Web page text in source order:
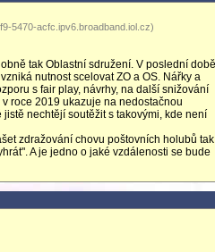
5470-acfc.ipv6.broadband.iol.cz)
tak Oblastní sdružení. V poslední době
nutnost scelovat ZO a OS. Nářky a
s fair play, návrhy, na další snižování
roce 2019 ukazuje na nedostačnou
nechtějí soutěžit s takovými, kde není
zdražování chovu poštovních holubů tak
A je jedno o jaké vzdálenosti se bude